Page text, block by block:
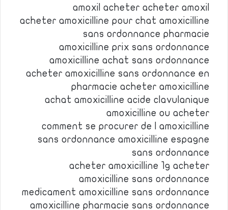
amoxil acheter acheter amoxil
acheter amoxicilline pour chat amoxicilline
sans ordonnance pharmacie
amoxicilline prix sans ordonnance
amoxicilline achat sans ordonnance
acheter amoxicilline sans ordonnance en
pharmacie acheter amoxicilline
achat amoxicilline acide clavulanique
amoxicilline ou acheter
comment se procurer de l amoxicilline
sans ordonnance amoxicilline espagne
sans ordonnance
acheter amoxicilline 1g acheter
amoxicilline sans ordonnance
medicament amoxicilline sans ordonnance
amoxicilline pharmacie sans ordonnance